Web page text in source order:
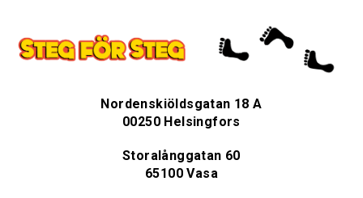
Nordenskiöldsgatan 18 A
00250 Helsingfors
Storalånggatan 60
65100 Vasa